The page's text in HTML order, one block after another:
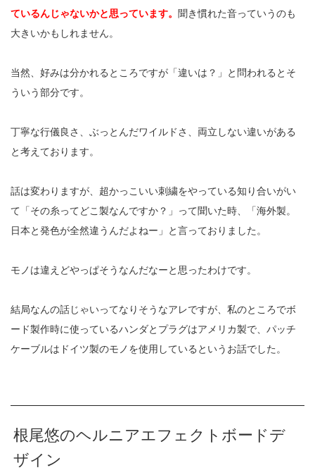
ているんじゃないかと思っています。 聞き慣れた音っていうのも
大きいかもしれません。
当然、好みは分かれるところですが「違いは？」と問われるとそ
ういう部分です。
丁寧な行儀良さ、ぶっとんだワイルドさ、両立しない違いがある
と考えております。
話は変わりますが、超かっこいい刺繍をやっている知り合いがい
て「その糸ってどこ製なんですか？」って聞いた時、「海外製。
日本と発色が全然違うんだよねー」と言っておりました。
モノは違えどやっぱそうなんだなーと思ったわけです。
結局なんの話じゃいってなりそうなアレですが、私のところでボ
ード製作時に使っているハンダとプラグはアメリカ製で、パッチ
ケーブルはドイツ製のモノを使用しているというお話でした。
根尾悠のヘルニアエフェクトボードデ
ザイン